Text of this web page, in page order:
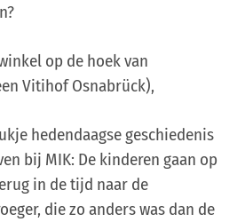
op de hoek van
Vitihof Osnabrück),
hedendaagse geschiedenis
bij MIK: De kinderen gaan op
in de tijd naar de
die zo anders was dan de